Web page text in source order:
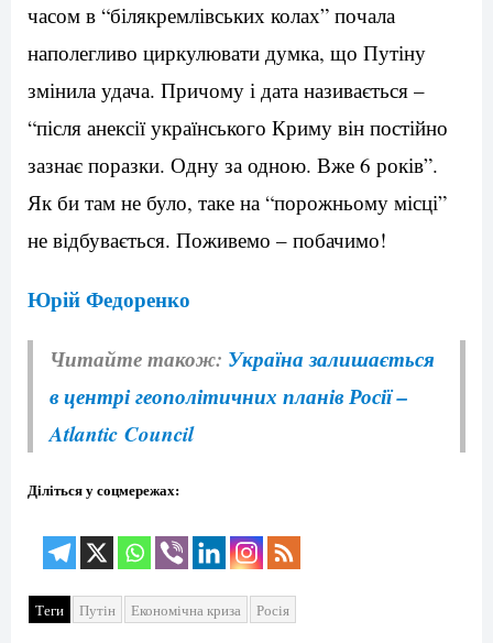
часом в “білякремлівських колах” почала
наполегливо циркулювати думка, що Путіну
змінила удача. Причому і дата називається –
“після анексії українського Криму він постійно
зазнає поразки. Одну за одною. Вже 6 років”.
Як би там не було, таке на “порожньому місці”
не відбувається. Поживемо – побачимо!
Юрій Федоренко
Читайте також: Україна залишається
в центрі геополітичних планів Росії –
Atlantic Council
Діліться у соцмережах:
Теги Путін Економічна криза Росія